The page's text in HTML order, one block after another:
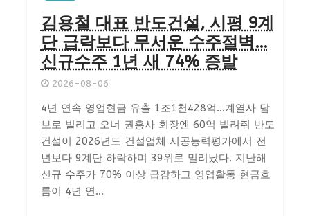
김용철 대표 반도건설, 시평 9계
단 급락보다 무서운 수주절벽…
신규수주 1년 새 74% 증발
2026-08-06
4년 연속 영업현금 유출 1조1천428억…계열사 담
보로 빌리고 오너 권홍사 회장엔 60억 빌려줘 반도
건설이 2026년도 건설업체 시공능력평가에서 전
년보다 9계단 하락하며 39위로 밀려났다. 지난해
신규 수주가 70% 이상 급감하고 영업활동 현금흐
름이 4년 연...